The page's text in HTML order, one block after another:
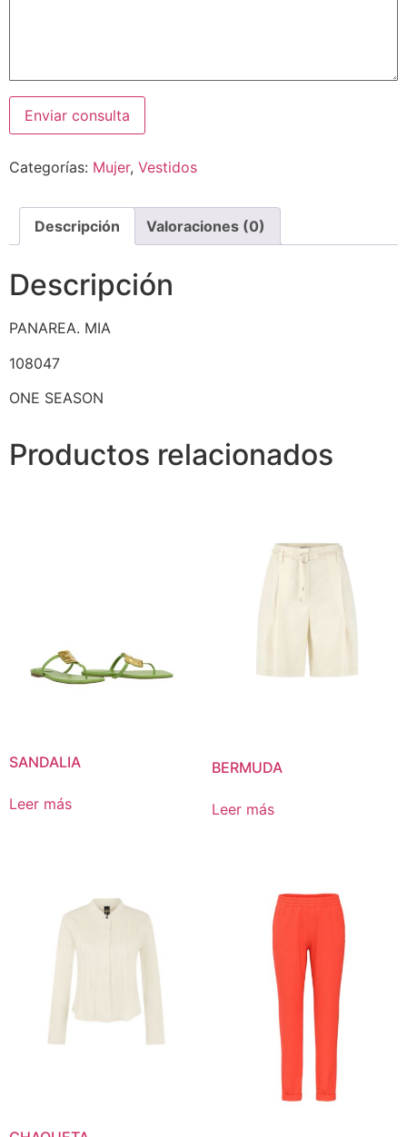
Categorías: Mujer, Vestidos
Descripción Valoraciones (0)
Descripción
PANAREA. MIA
108047
ONE SEASON
Productos relacionados
SANDALIA
Leer más
BERMUDA
Leer más